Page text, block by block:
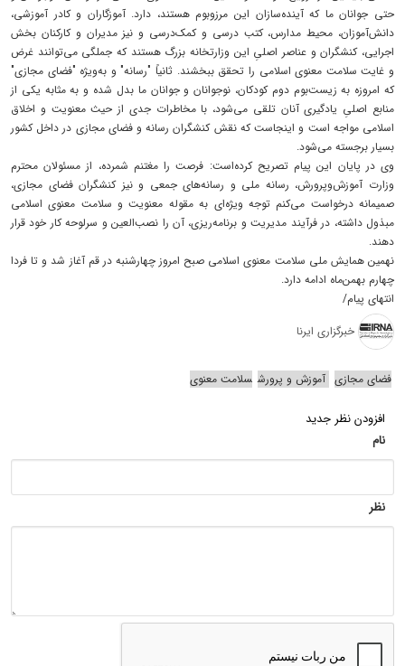
حتی جوانان ما که آینده‌سازان این مرزوبوم هستند، دارد. آموزگاران و کادر آموزشی،
دانش‌آموزان، محیط مدارس، کتب درسی و کمک‌درسی و نیز مدیران و کارکنان بخش
اجرایی، کنشگران و عناصر اصلیِ این وزارتخانه بزرگ هستند که جملگی می‌توانند غرض
و غایت سلامت معنوی اسلامی را تحقق ببخشند. ثانیاً "رسانه" و به‌ویژه "فضای مجازی"
که امروزه به زیست‌بوم دوم کودکان، نوجوانان و جوانان ما بدل شده و به مثابه یکی از
منابع اصلیِ یادگیری آنان تلقی می‌شود، با مخاطرات جدی از حیث معنویت و اخلاق
اسلامی مواجه است و اینجاست که نقش کنشگران رسانه و فضای مجازی در داخل کشور
بسیار برجسته می‌شود.
وی در پایان این پیام تصریح کرده‌است: فرصت را مغتنم شمرده، از مسئولان محترم
وزارت آموزش‌وپرورش، رسانه ملی و رسانه‌های جمعی و نیز کنشگران فضای مجازی،
صمیمانه درخواست می‌کنم توجه ویژه‌ای به مقوله معنویت و سلامت معنوی اسلامی
مبذول داشته، در فرآیند مدیریت و برنامه‌ریزی، آن را نصب‌العین و سرلوحه کار خود قرار
دهند.
نهمین همایش ملی سلامت معنوی اسلامی صبح امروز چهارشنبه در قم آغاز شد و تا فردا
چهارم بهمن‌ماه ادامه دارد.
انتهای پیام/
خبرگزاری ایرنا
فضای مجازی آموزش و پرورش سلامت معنوی
افزودن نظر جدید
نام
نظر